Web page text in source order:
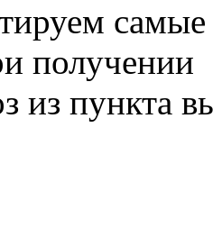
получении
из пункта